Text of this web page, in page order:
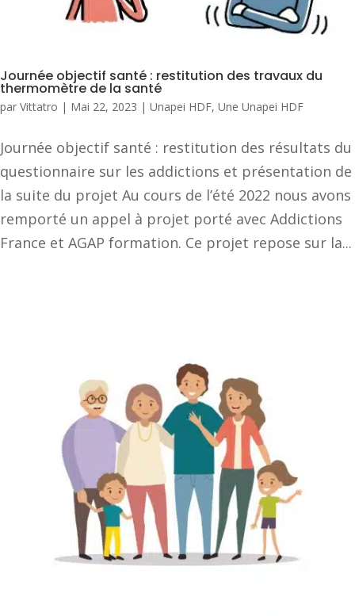
Journée objectif santé : restitution des travaux du
thermomètre de la santé
par Vittatro | Mai 22, 2023 | Unapei HDF, Une Unapei HDF
Journée objectif santé : restitution des résultats du
questionnaire sur les addictions et présentation de
la suite du projet Au cours de l’été 2022 nous avons
remporté un appel à projet porté avec Addictions
France et AGAP formation. Ce projet repose sur la...